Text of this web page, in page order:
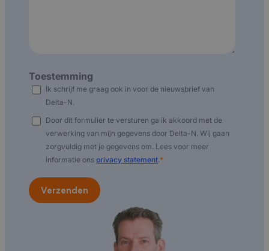
Toestemming
Ik schrijf me graag ook in voor de nieuwsbrief van
Delta-N.
Door dit formulier te versturen ga ik akkoord met de
verwerking van mijn gegevens door Delta-N. Wij gaan
zorgvuldig met je gegevens om. Lees voor meer
informatie ons privacy statement.*